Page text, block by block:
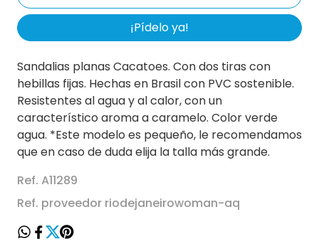
¡Pídelo ya!
Sandalias planas Cacatoes. Con dos tiras con
hebillas fijas. Hechas en Brasil con PVC sostenible.
Resistentes al agua y al calor, con un
característico aroma a caramelo. Color verde
agua. *Este modelo es pequeño, le recomendamos
que en caso de duda elija la talla más grande.
Ref. A11289
Ref. proveedor riodejaneirowoman-aq